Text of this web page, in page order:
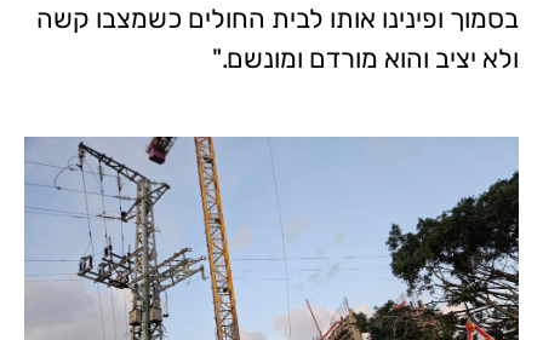
בסמוך ופינינו אותו לבית החולים כשמצבו קשה
ולא יציב והוא מורדם ומונשם."